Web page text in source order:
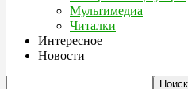
Мультимедиа
Читалки
Интересное
Новости